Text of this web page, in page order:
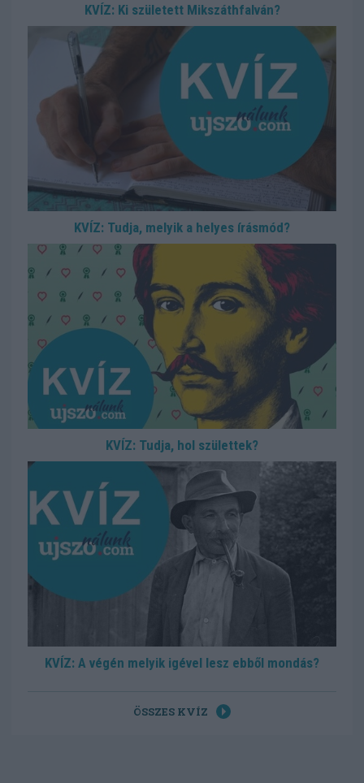
KVÍZ: Ki született Mikszáthfalván?
KVÍZ: Tudja, melyik a helyes írásmód?
KVÍZ: Tudja, hol születtek?
KVÍZ: A végén melyik igével lesz ebből mondás?
ÖSSZES KVÍZ